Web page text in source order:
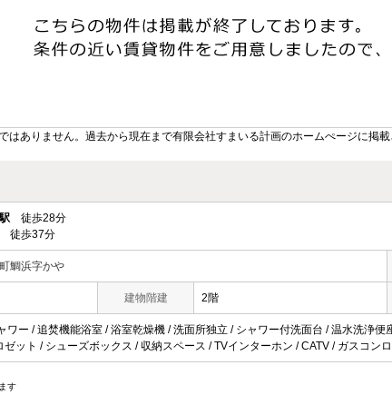
ありません。過去から現在まで有限会社すまいる計画のホームぺージに掲
徒歩28分
徒歩37分
鯛浜字かや
建物階建 2階
ワー / 追焚機能浴室 / 浴室乾燥機 / 洗面所独立 / シャワー付洗面台 / 温水洗浄
ゼット / シューズボックス / 収納スペース / TVインターホン / CATV / ガスコン
す